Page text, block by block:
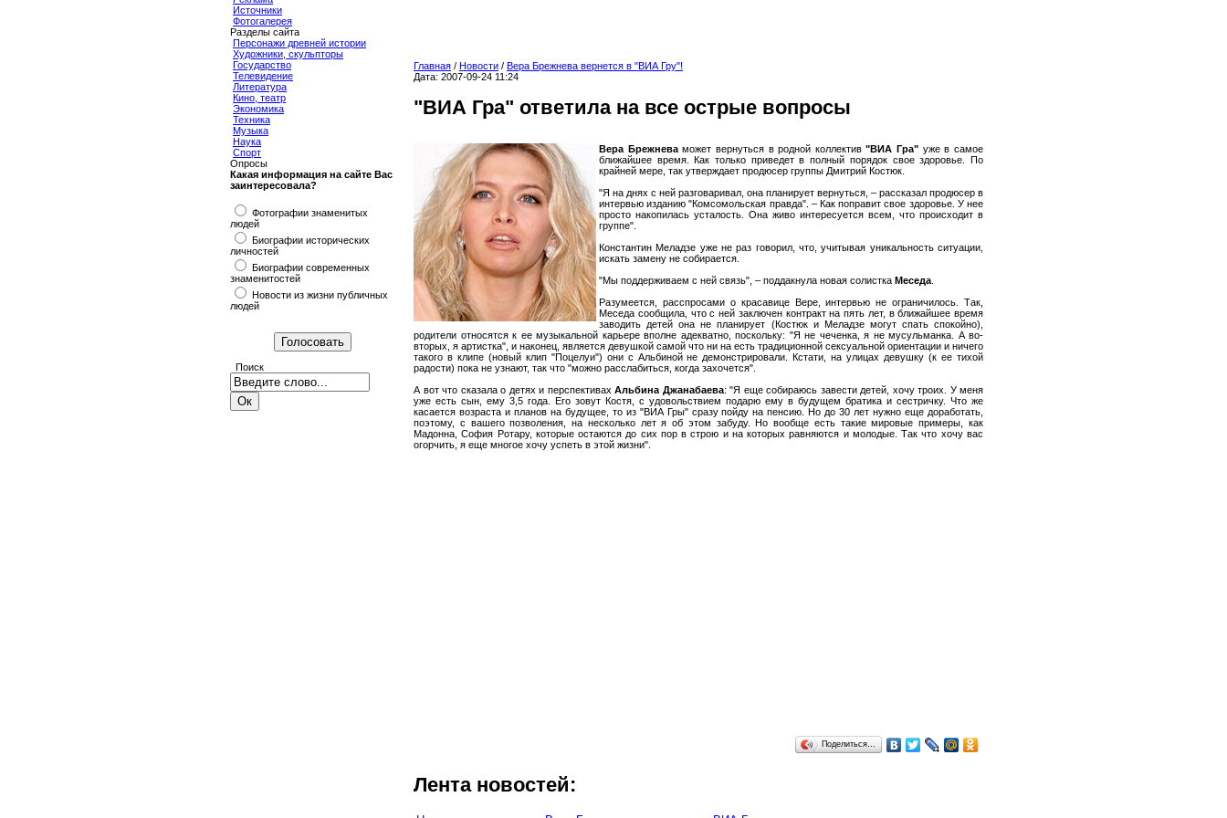
Источники
Фотогалерея
Разделы сайта
Персонажи древней истории
Художники, скульпторы
Государство
Телевидение
Литература
Кино, театр
Экономика
Техника
Музыка
Наука
Спорт
Опросы
Какая информация на сайте Вас
заинтересовала?
Фотографии знаменитых
людей
Биографии исторических
личностей
Биографии современных
знаменитостей
Новости из жизни публичных
людей
Поиск
Главная / Новости / Вера Брежнева вернется в "ВИА Гру"!
Дата: 2007-09-24 11:24
"ВИА Гра" ответила на все острые вопросы
Вера Брежневаможет вернуться в родной коллектив"ВИА Гра" уже в самое
ближайшее время. Как только приведет в полный порядок свое здоровье. По
крайней мере, так утверждает продюсер группы Дмитрий Костюк.
"Я на днях с ней разговаривал, она планирует вернуться, – рассказал продюсер в
интервью изданию "Комсомольская правда". – Как поправит свое здоровье. У нее
просто накопилась усталость. Она живо интересуется всем, что происходит в
группе".
Константин Меладзе уже не раз говорил, что, учитывая уникальность ситуации,
искать замену не собирается.
"Мы поддерживаем с ней связь", – поддакнула новая солистка Меседа.
Разумеется, расспросами о красавице Вере, интервью не ограничилось. Так,
Меседа сообщила, что с ней заключен контракт на пять лет, в ближайшее время
заводить детей она не планирует (Костюк и Меладзе могут спать спокойно),
родители относятся к ее музыкальной карьере вполне адекватно, поскольку: "Я не чеченка, я не мусульманка. А во-
вторых, я артистка", и наконец, является девушкой самой что ни на есть традиционной сексуальной ориентации и ничего
такого в клипе (новый клип "Поцелуи") они с Альбиной не демонстрировали. Кстати, на улицах девушку (к ее тихой
радости) пока не узнают, так что "можно расслабиться, когда захочется".
А вот что сказала о детях и перспективах Альбина Джанабаева: "Я еще собираюсь завести детей, хочу троих. У меня
уже есть сын, ему 3,5 года. Его зовут Костя, с удовольствием подарю ему в будущем братика и сестричку. Что же
касается возраста и планов на будущее, то из "ВИА Гры" сразу пойду на пенсию. Но до 30 лет нужно еще доработать,
поэтому, с вашего позволения, на несколько лет я об этом забуду. Но вообще есть такие мировые примеры, как
Мадонна, София Ротару, которые остаются до сих пор в строю и на которых равняются и молодые. Так что хочу вас
огорчить, я еще многое хочу успеть в этой жизни".
Поделиться…
Лента новостей: